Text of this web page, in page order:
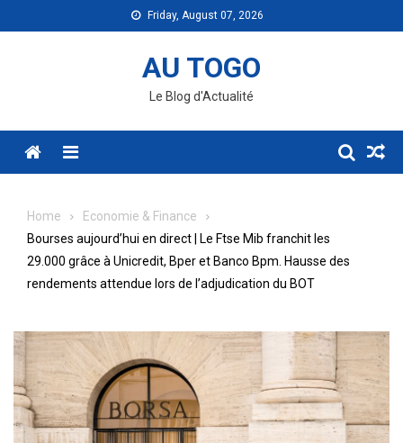
to
Friday, August 07, 2026
AU TOGO
Le Blog d'Actualité
Menu
Home
Economie & Finance
Bourses aujourd’hui en direct | Le Ftse Mib franchit les
29.000 grâce à Unicredit, Bper et Banco Bpm. Hausse des
rendements attendue lors de l’adjudication du BOT